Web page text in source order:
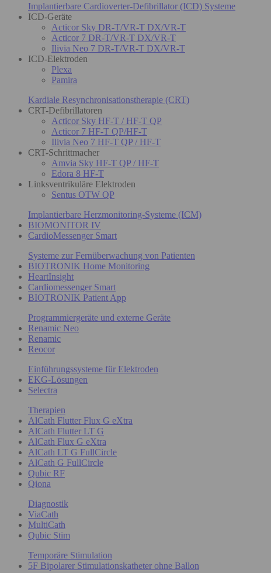
Implantierbare Cardioverter-Defibrillator (ICD) Systeme
ICD-Geräte
Acticor Sky DR-T/VR-T DX/VR-T
Acticor 7 DR-T/VR-T DX/VR-T
Ilivia Neo 7 DR-T/VR-T DX/VR-T
ICD-Elektroden
Plexa
Pamira
Kardiale Resynchronisationstherapie (CRT)
CRT-Defibrillatoren
Acticor Sky HF-T / HF-T QP
Acticor 7 HF-T QP/HF-T
Ilivia Neo 7 HF-T QP / HF-T
CRT-Schrittmacher
Amvia Sky HF-T QP / HF-T
Edora 8 HF-T
Linksventrikuläre Elektroden
Sentus OTW QP
Implantierbare Herzmonitoring-Systeme (ICM)
BIOMONITOR IV
CardioMessenger Smart
Systeme zur Fernüberwachung von Patienten
BIOTRONIK Home Monitoring
HeartInsight
Cardiomessenger Smart
BIOTRONIK Patient App
Programmiergeräte und externe Geräte
Renamic Neo
Renamic
Reocor
Einführungssysteme für Elektroden
EKG-Lösungen
Selectra
Therapien
AlCath Flutter Flux G eXtra
AlCath Flutter LT G
AlCath Flux G eXtra
AlCath LT G FullCircle
AlCath G FullCircle
Qubic RF
Qiona
Diagnostik
ViaCath
MultiCath
Qubic Stim
Temporäre Stimulation
5F Bipolarer Stimulationskatheter ohne Ballon